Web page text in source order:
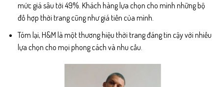
mức giá sâu tới 49%. Khách hàng lựa chọn cho mình những bộ
đồ hợp thời trang cũng như giá tiền của mình.
Tóm lại, H&M là một thương hiệu thời trang đáng tin cậy với nhiều
lựa chọn cho mọi phong cách và nhu cầu.